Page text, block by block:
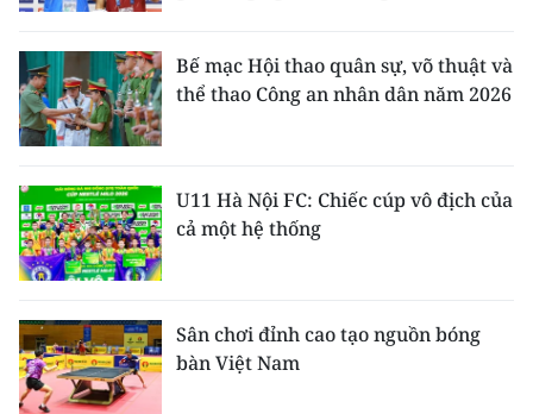
VỀ BÁO NHÂN DÂN
THỜI NAY
NHÂN DÂN CUỐI TUẦN
NHÂN DÂN HẰNG THÁNG
ĐỌC BÁO IN
Bế mạc Hội thao quân sự, võ thuật và
thể thao Công an nhân dân năm 2026
U11 Hà Nội FC: Chiếc cúp vô địch của
cả một hệ thống
Sân chơi đỉnh cao tạo nguồn bóng
bàn Việt Nam